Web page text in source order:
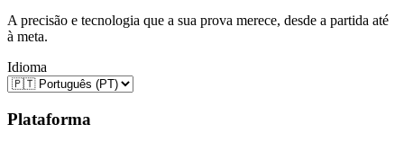
A precisão e tecnologia que a sua prova merece, desde a partida até
à meta.
Idioma
Plataforma